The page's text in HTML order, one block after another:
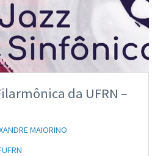
da UFRN –
MAIORINO